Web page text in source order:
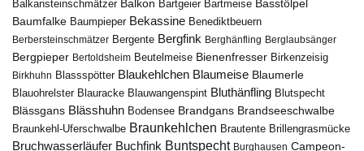
Balkansteinschmätzer Balkon Bartgeier Bartmeise Basstölpel
Baumfalke Baumpieper Bekassine Benediktbeuern
Berbersteinschmätzer Bergente Bergfink Berghänfling Berglaubsänger
Bergpieper Bertoldsheim Beutelmeise Bienenfresser Birkenzeisig
Birkhuhn Blassspötter Blaukehlchen Blaumeise Blaumerle
Blauohrelster Blauracke Blauwangenspint Bluthänfling Blutspecht
Blässgans Blässhuhn Bodensee Brandgans Brandseeschwalbe
Braunkehl-Uferschwalbe Braunkehlchen Brautente Brillengrasmücke
Bruchwasserläufer Buchfink Buntspecht Burghausen Campeon-